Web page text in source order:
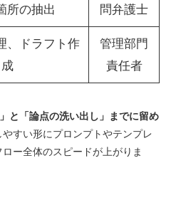
所の抽出
問弁護士
、ドラフト作
成
管理部門
責任者
と「論点の洗い出し」までに留め
すい形にプロンプトやテンプレ
ー全体のスピードが上がりま